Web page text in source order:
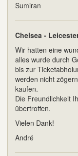
Sumiran
Chelsea -
Wir hatten eine
alles wurde durch
bis zur
werden nicht
kaufen.
Die Freundlichkeit
übertroffen.
Vielen Dank!
André